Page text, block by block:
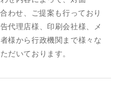
わせ、ご提案も行っており
代理店様、印刷会社様、メ
様から行政機関まで様々な
だいております。